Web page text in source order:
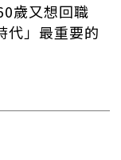
歲又想回職
代」最重要的